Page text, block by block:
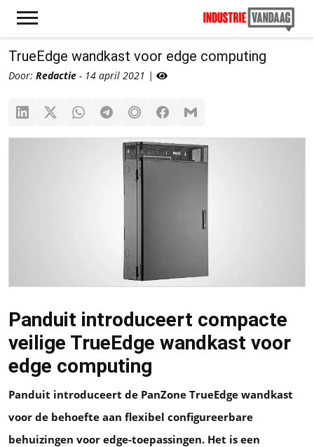
TrueEdge wandkast voor edge computing
Door: Redactie - 14 april 2021 |
Panduit introduceert compacte
veilige TrueEdge wandkast voor
edge computing
Panduit introduceert de PanZone TrueEdge wandkast
voor de behoefte aan flexibel configureerbare
behuizingen voor edge-toepassingen. Het is een